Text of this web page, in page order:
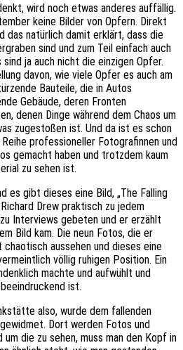
wird noch etwas anderes auffällig.
keine Bilder von Opfern. Direkt
das natürlich damit erklärt, dass die
sind und zum Teil einfach auch
ja auch nicht die einzigen Opfer.
davon, wie viele Opfer es auch am
Bauteile, die in Autos
Gebäude, deren Fronten
denen Dinge während dem Chaos um
zugestoßen ist. Und da ist es schon
professioneller Fotografinnen und
gemacht haben und trotzdem kaum
zu sehen ist.
es gibt dieses eine Bild, „The Falling
Drew praktisch zu jedem
Interviews gebeten und er erzählt
Bild kam. Die neun Fotos, die er
aussehen und dieses eine
völlig ruhigen Position. Ein
machte und aufwühlt und
ist.
also, wurde dem fallenden
Dort werden Fotos und
die zu sehen, muss man den Kopf in